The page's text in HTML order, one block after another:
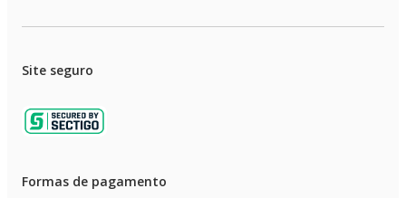
Site seguro
Formas de pagamento